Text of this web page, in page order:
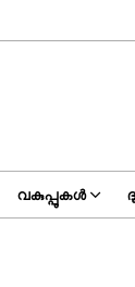
വകുപ്പുകൾ